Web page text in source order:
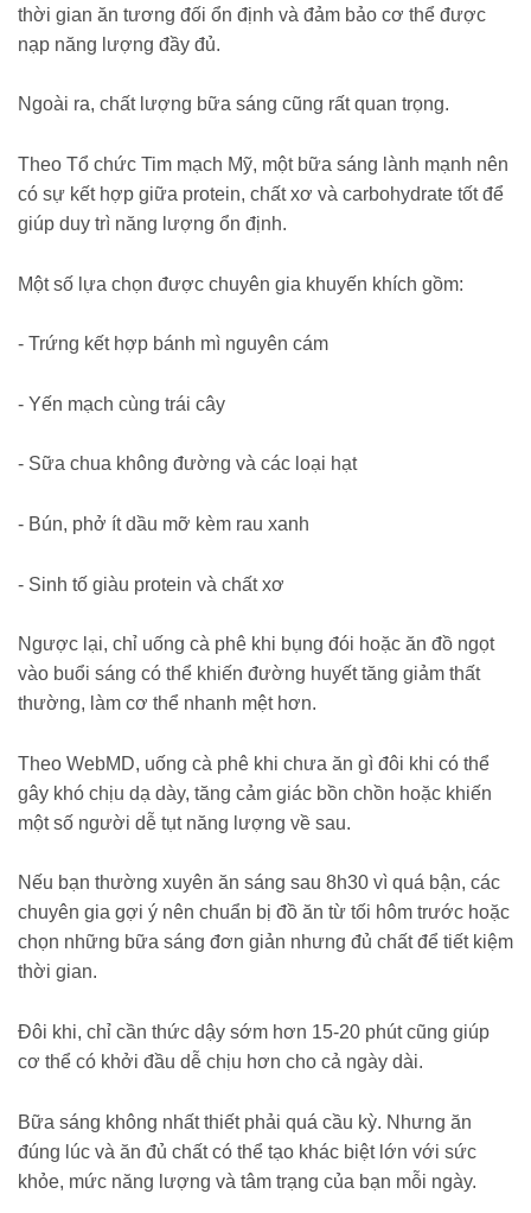
thời gian ăn tương đối ổn định và đảm bảo cơ thể được
nạp năng lượng đầy đủ.
Ngoài ra, chất lượng bữa sáng cũng rất quan trọng.
Theo Tổ chức Tim mạch Mỹ, một bữa sáng lành mạnh nên
có sự kết hợp giữa protein, chất xơ và carbohydrate tốt để
giúp duy trì năng lượng ổn định.
Một số lựa chọn được chuyên gia khuyến khích gồm:
- Trứng kết hợp bánh mì nguyên cám
- Yến mạch cùng trái cây
- Sữa chua không đường và các loại hạt
- Bún, phở ít dầu mỡ kèm rau xanh
- Sinh tố giàu protein và chất xơ
Ngược lại, chỉ uống cà phê khi bụng đói hoặc ăn đồ ngọt
vào buổi sáng có thể khiến đường huyết tăng giảm thất
thường, làm cơ thể nhanh mệt hơn.
Theo WebMD, uống cà phê khi chưa ăn gì đôi khi có thể
gây khó chịu dạ dày, tăng cảm giác bồn chồn hoặc khiến
một số người dễ tụt năng lượng về sau.
Nếu bạn thường xuyên ăn sáng sau 8h30 vì quá bận, các
chuyên gia gợi ý nên chuẩn bị đồ ăn từ tối hôm trước hoặc
chọn những bữa sáng đơn giản nhưng đủ chất để tiết kiệm
thời gian.
Đôi khi, chỉ cần thức dậy sớm hơn 15-20 phút cũng giúp
cơ thể có khởi đầu dễ chịu hơn cho cả ngày dài.
Bữa sáng không nhất thiết phải quá cầu kỳ. Nhưng ăn
đúng lúc và ăn đủ chất có thể tạo khác biệt lớn với sức
khỏe, mức năng lượng và tâm trạng của bạn mỗi ngày.